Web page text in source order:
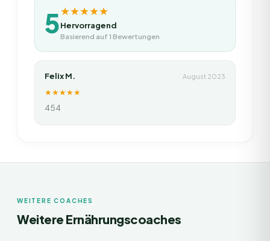
5★★★★★
Hervorragend
Basierend auf 1 Bewertungen
Felix M. August 2023
★★★★★
454
WEITERE COACHES
Weitere Ernährungscoaches